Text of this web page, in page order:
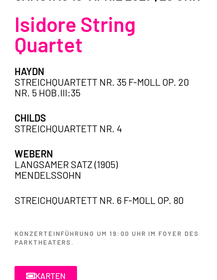
Isidore String
Quartet
HAYDN
STREICHQUARTETT NR. 35 F-MOLL OP. 20
NR. 5 HOB.III:35
CHILDS
STREICHQUARTETT NR. 4
WEBERN
LANGSAMER SATZ (1905)
MENDELSSOHN
STREICHQUARTETT NR. 6 F-MOLL OP. 80
KONZERTEINFÜHRUNG UM 19:00 UHR IM FOYER DES
PARKTHEATERS.
KARTEN